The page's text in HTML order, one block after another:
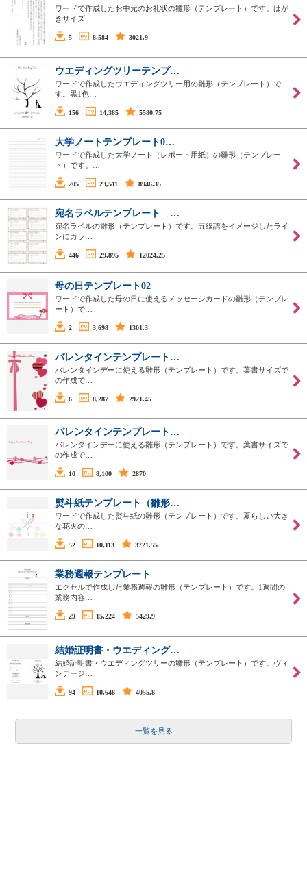
ワードで作成したお中元のお礼状の雛形（テンプレート）です。はが
きサイズ…
5 8,584 3021.9
ウエディングツリーテンプ…
ワードで作成したウエディングツリー用の雛形（テンプレート）で
す。黒1色…
156 14,385 5580.75
大学ノートテンプレート0…
ワードで作成した大学ノート（レポート用紙）の雛形（テンプレー
ト）です。…
205 23,511 8946.35
宛名ラベルテンプレート …
宛名ラベルの雛形（テンプレート）です。五線譜をイメージしたライ
ンにカラ…
446 29,895 12024.25
母の日テンプレート02
ワードで作成した母の日に使えるメッセージカードの雛形（テンプレ
ート）で…
2 3,698 1301.3
バレンタインテンプレート…
バレンタインデーに使える雛形（テンプレート）です。葉書サイズで
の作成で…
6 8,287 2921.45
バレンタインテンプレート…
バレンタインデーに使える雛形（テンプレート）です。葉書サイズで
の作成で…
10 8,100 2870
熨斗紙テンプレート（雛形…
ワードで作成した熨斗紙の雛形（テンプレート）です。夏らしい大き
な花火の…
52 10,113 3721.55
業務週報テンプレート
エクセルで作成した業務週報の雛形（テンプレート）です。1週間の
業務内容…
29 15,224 5429.9
結婚証明書・ウエディング…
結婚証明書・ウエディングツリーの雛形（テンプレート）です。ヴィ
ンテージ…
94 10,648 4055.8
一覧を見る